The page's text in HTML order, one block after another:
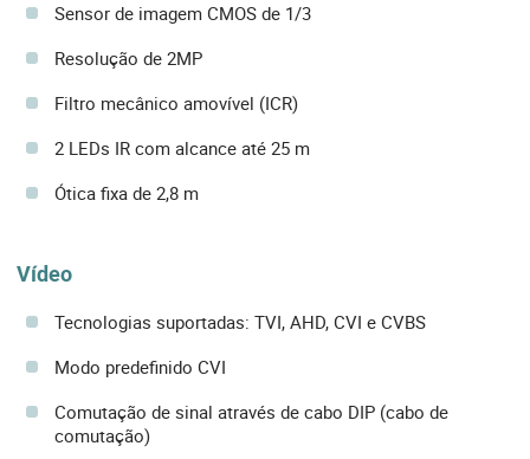
Sensor de imagem CMOS de 1/3
Resolução de 2MP
Filtro mecânico amovível (ICR)
2 LEDs IR com alcance até 25 m
Ótica fixa de 2,8 m
Vídeo
Tecnologias suportadas: TVI, AHD, CVI e CVBS
Modo predefinido CVI
Comutação de sinal através de cabo DIP (cabo de
comutação)